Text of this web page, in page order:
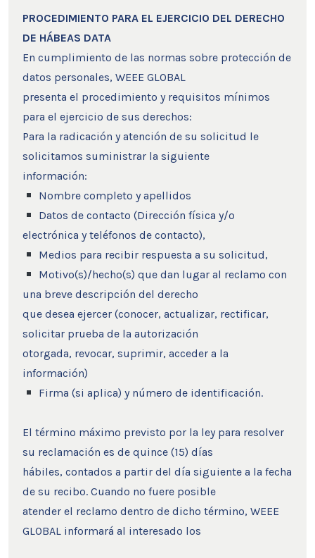
PROCEDIMIENTO PARA EL EJERCICIO DEL DERECHO
DE HÁBEAS DATA
En cumplimiento de las normas sobre protección de
datos personales, WEEE GLOBAL
presenta el procedimiento y requisitos mínimos
para el ejercicio de sus derechos:
Para la radicación y atención de su solicitud le
solicitamos suministrar la siguiente
información:
Nombre completo y apellidos
Datos de contacto (Dirección física y/o
electrónica y teléfonos de contacto),
Medios para recibir respuesta a su solicitud,
Motivo(s)/hecho(s) que dan lugar al reclamo con
una breve descripción del derecho
que desea ejercer (conocer, actualizar, rectificar,
solicitar prueba de la autorización
otorgada, revocar, suprimir, acceder a la
información)
Firma (si aplica) y número de identificación.
El término máximo previsto por la ley para resolver
su reclamación es de quince (15) días
hábiles, contados a partir del día siguiente a la fecha
de su recibo. Cuando no fuere posible
atender el reclamo dentro de dicho término, WEEE
GLOBAL informará al interesado los